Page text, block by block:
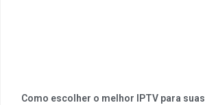
Como escolher o melhor IPTV para suas